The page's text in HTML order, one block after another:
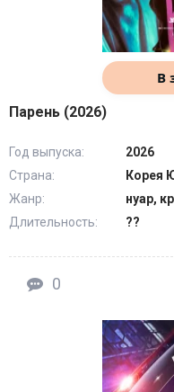
В
Парень (2026)
Год выпуска:
2026
Страна:
Корея
Жанр:
нуар,
Длительность:
??
0